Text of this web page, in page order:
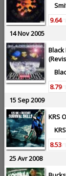
9.64/
14 Nov 2005
8.79/
15 Sep 2009
KRS
8.53/
25 Avr 2008